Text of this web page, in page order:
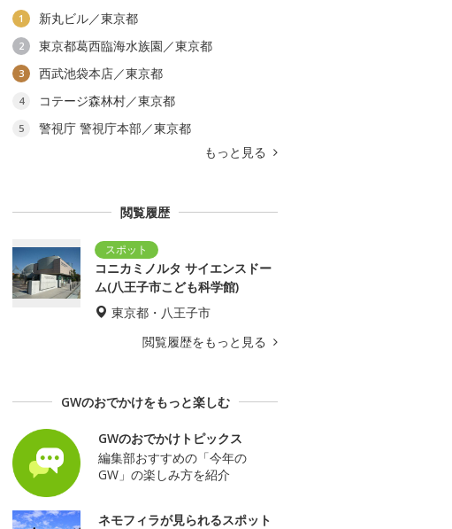
1 新丸ビル／東京都
2 東京都葛西臨海水族園／東京都
3 西武池袋本店／東京都
4 コテージ森林村／東京都
5
警視庁 警視庁本部／東京都
もっと見る
閲覧履歴
コニカミノルタ サイエンスドー
ム(八王子市こども科学館)
東京都・八王子市
閲覧履歴をもっと見る
GWのおでかけをもっと楽しむ
GWのおでかけトピックス
編集部おすすめの「今年の
GW」の楽しみ方を紹介
ネモフィラが見られるスポット